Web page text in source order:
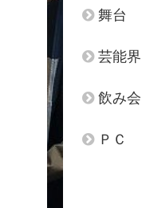
舞台
芸能界
飲み会
ＰＣ